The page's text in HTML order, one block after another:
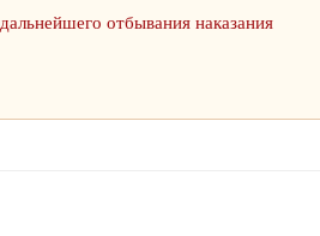
отбывания наказания